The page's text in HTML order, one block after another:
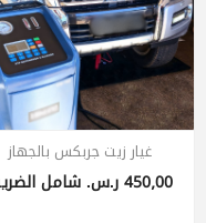
غيار زيت جربكس بالجهاز
450٫00 ر.س.‏ شامل الضريبة